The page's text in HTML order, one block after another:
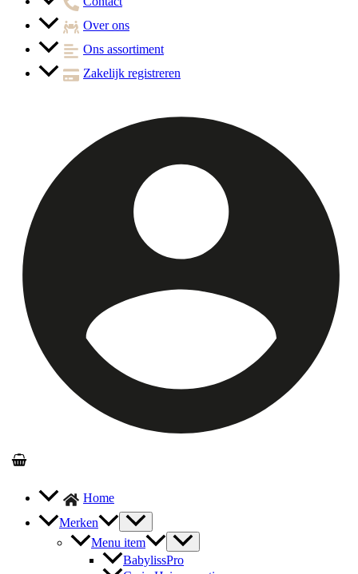
Over ons
Ons assortiment
Zakelijk registreren
Home
Merken
Menu item
BabylissPro